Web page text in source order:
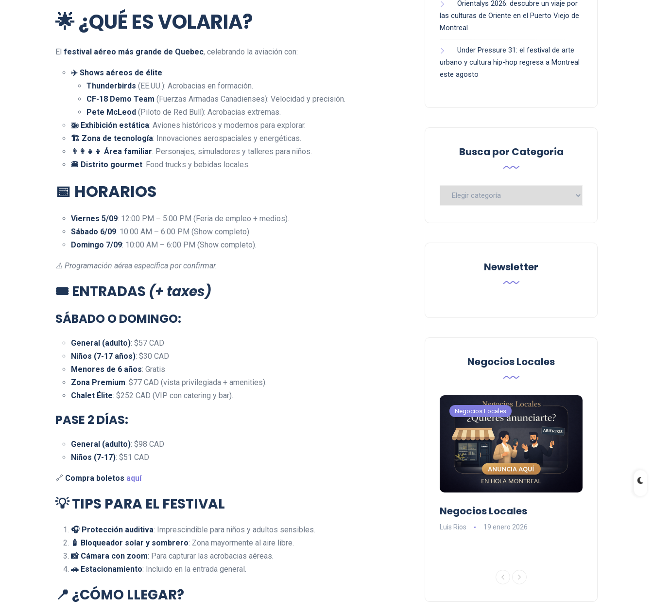
🌟¿QUÉ ES VOLARIA?
El festival aéreo más grande de Quebec, celebrando la aviación con:
✈️ Shows aéreos de élite:
Thunderbirds (EE.UU.): Acrobacias en formación.
CF-18 Demo Team (Fuerzas Armadas Canadienses): Velocidad y precisión.
Pete McLeod (Piloto de Red Bull): Acrobacias extremas.
🚁 Exhibición estática: Aviones históricos y modernos para explorar.
🏗️ Zona de tecnología: Innovaciones aerospaciales y energéticas.
👨‍👩‍👧‍👦 Área familiar: Personajes, simuladores y talleres para niños.
🍔 Distrito gourmet: Food trucks y bebidas locales.
📅 HORARIOS
Viernes 5/09: 12:00 PM – 5:00 PM (Feria de empleo + medios).
Sábado 6/09: 10:00 AM – 6:00 PM (Show completo).
Domingo 7/09: 10:00 AM – 6:00 PM (Show completo).
⚠️ Programación aérea específica por confirmar.
🎟️ ENTRADAS (+ taxes)
SÁBADO O DOMINGO:
General (adulto): $57 CAD
Niños (7-17 años): $30 CAD
Menores de 6 años: Gratis
Zona Premium: $77 CAD (vista privilegiada + amenities).
Chalet Élite: $252 CAD (VIP con catering y bar).
PASE 2 DÍAS:
General (adulto): $98 CAD
Niños (7-17): $51 CAD
🔗 Compra boletos aquí
💡TIPS PARA EL FESTIVAL
🎧 Protección auditiva: Imprescindible para niños y adultos sensibles.
🧴 Bloqueador solar y sombrero: Zona mayormente al aire libre.
📸 Cámara con zoom: Para capturar las acrobacias aéreas.
🚗 Estacionamiento: Incluido en la entrada general.
📍 ¿CÓMO LLEGAR?
Orientalys 2026: descubre un viaje por
las culturas de Oriente en el Puerto Viejo de
Montreal
Under Pressure 31: el festival de arte
urbano y cultura hip-hop regresa a Montreal
este agosto
Busca por Categoria
Busca
Newsletter
Negocios Locales
latinos que saben a casa en
Negocios Locales
Negocios Locales
Luis Rios 19 enero 2026